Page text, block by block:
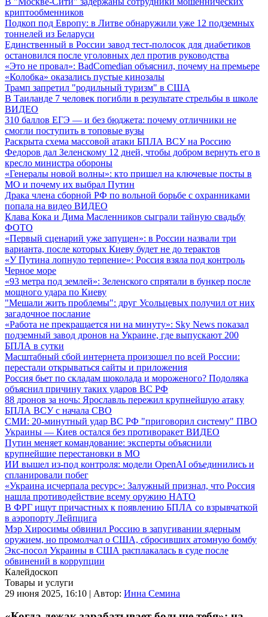
криптообменников
Подкоп под Европу: в Литве обнаружили уже 12 подземных
тоннелей из Беларуси
Единственный в России завод тест-полосок для диабетиков
остановился после уголовных дел против руководства
«Это не провал»: BadComedian объяснил, почему на премьере
«Колобка» оказались пустые кинозалы
Трамп запретил "родильный туризм" в США
В Таиланде 7 человек погибли в результате стрельбы в школе
ВИДЕО
310 баллов ЕГЭ — и без бюджета: почему отличники не
смогли поступить в топовые вузы
Раскрыта схема массовой атаки БПЛА ВСУ на Россию
Федоров дал Зеленскому 12 дней, чтобы добром вернуть его в
кресло министра обороны
«Генералы новой волны»: кто пришел на ключевые посты в
МО и почему их выбрал Путин
Драка члена сборной РФ по вольной борьбе с охранниками
попала на видео ВИДЕО
Клава Кока и Дима Масленников сыграли тайную свадьбу
ФОТО
«Первый сценарий уже запущен»: в России назвали три
варианта, после которых Киеву будет не до терактов
«У Путина лопнуло терпение»: Россия взяла под контроль
Черное море
«93 метра под землей»: Зеленского спрятали в бункер после
мощного удара по Киеву
"Мешали жить проблемы": друг Усольцевых получил от них
загадочное послание
«Работа не прекращается ни на минуту»: Sky News показал
подземный завод дронов на Украине, где выпускают 200
БПЛА в сутки
Масштабный сбой интернета произошел по всей России:
перестали открываться сайты и приложения
Россия бьет по складам шоколада и мороженого? Подоляка
объяснил причину таких ударов ВС РФ
88 дронов за ночь: Ярославль пережил крупнейшую атаку
БПЛА ВСУ с начала СВО
СМИ: 20-минутный удар ВС РФ "приговорил систему" ПВО
Украины — Киев остался без противоракет ВИДЕО
Путин меняет командование: эксперты объяснили
крупнейшие перестановки в МО
ИИ вышел из-под контроля: модели OpenAI объединились и
спланировали побег
«Украина исчерпала ресурс»: Залужный признал, что Россия
нашла противодействие всему оружию НАТО
В ФРГ ищут причастных к появлению БПЛА со взрывчаткой
в аэропорту Лейпцига
Мэр Хиросимы обвинил Россию в запугивании ядерным
оружием, но промолчал о США, сбросивших атомную бомбу
Экс-посол Украины в США расплакалась в суде после
обвинений в коррупции
Калейдоскоп
Товары и услуги
29 июня 2025, 16:10 | Автор: Инна Семина